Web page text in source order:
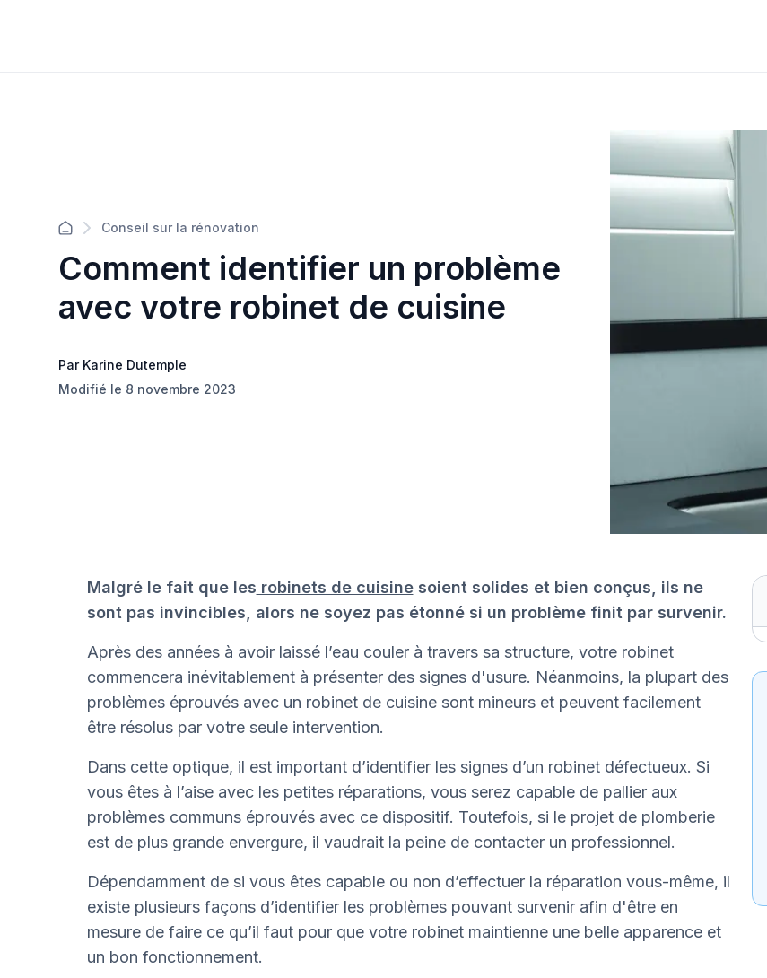
Conseil sur la rénovation
Comment identifier un problème
avec votre robinet de cuisine
Par Karine Dutemple
Modifié le 8 novembre 2023
Malgré le fait que les robinets de cuisinesoient solides et bien conçus, ils ne
sont pas invincibles, alors ne soyez pas étonné si un problème finit par survenir.
Après des années à avoir laissé l’eau couler à travers sa structure, votre robinet
commencera inévitablement à présenter des signes d'usure. Néanmoins, la plupart des
problèmes éprouvés avec un robinet de cuisine sont mineurs et peuvent facilement
être résolus par votre seule intervention.
Dans cette optique, il est important d’identifier les signes d’un robinet défectueux. Si
vous êtes à l’aise avec les petites réparations, vous serez capable de pallier aux
problèmes communs éprouvés avec ce dispositif. Toutefois, si le projet de plomberie
est de plus grande envergure, il vaudrait la peine de contacter un professionnel.
Dépendamment de si vous êtes capable ou non d’effectuer la réparation vous-même, il
existe plusieurs façons d’identifier les problèmes pouvant survenir afin d'être en
mesure de faire ce qu’il faut pour que votre robinet maintienne une belle apparence et
un bon fonctionnement.